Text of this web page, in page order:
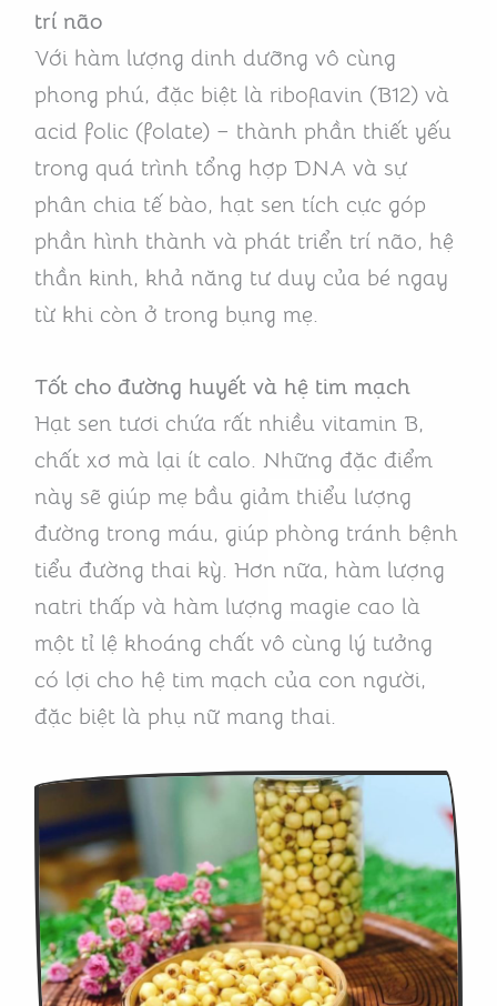
trí não
Với hàm lượng dinh dưỡng vô cùng
phong phú, đặc biệt là riboflavin (B12) và
acid folic (folate) – thành phần thiết yếu
trong quá trình tổng hợp DNA và sự
phân chia tế bào, hạt sen tích cực góp
phần hình thành và phát triển trí não, hệ
thần kinh, khả năng tư duy của bé ngay
từ khi còn ở trong bụng mẹ.
Tốt cho đường huyết và hệ tim mạch
Hạt sen tươi chứa rất nhiều vitamin B,
chất xơ mà lại ít calo. Những đặc điểm
này sẽ giúp mẹ bầu giảm thiểu lượng
đường trong máu, giúp phòng tránh bệnh
tiểu đường thai kỳ. Hơn nữa, hàm lượng
natri thấp và hàm lượng magie cao là
một tỉ lệ khoáng chất vô cùng lý tưởng
có lợi cho hệ tim mạch của con người,
đặc biệt là phụ nữ mang thai.